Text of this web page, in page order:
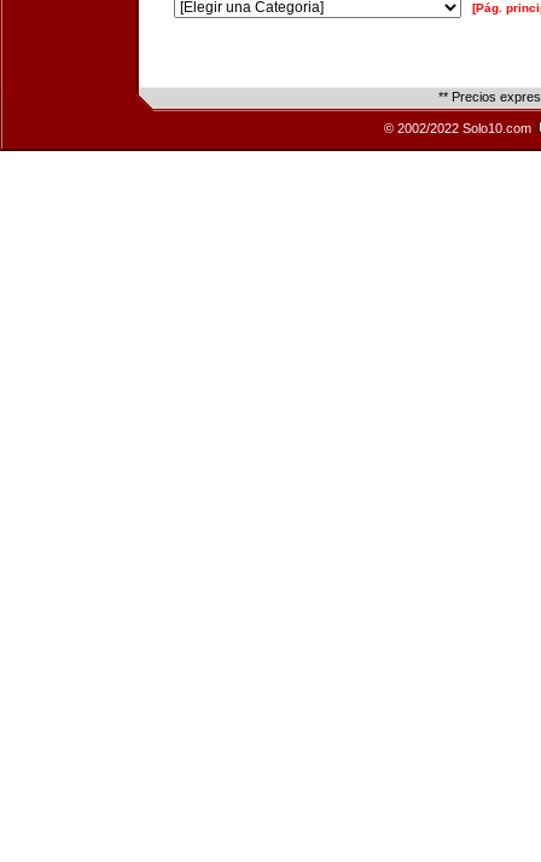
[Pág.
** Precios
© 2002/2022 Solo10.com